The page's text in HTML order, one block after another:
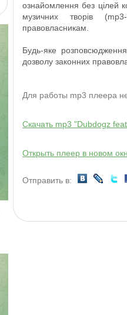
ознайомлення без цілей
музичних творів
(mp3-
правовласникам
Будь-яке розповсюдження
дозволу законних
Для работы mp3 плеера
Скачать mp3 "Dubdogz
Открыть плеер в новом
Отправить в: